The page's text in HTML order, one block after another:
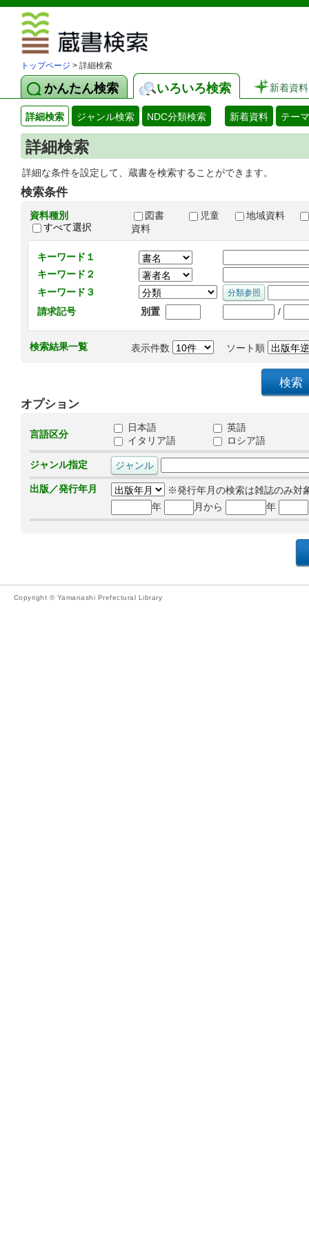
トップページ > 詳細検索
かんたん検索 いろいろ検索 新着資料
詳細検索 ジャンル検索 NDC分類検索 新着資料 テー
詳細検索
詳細な条件を設定して、蔵書を検索することができます。
検索条件
資料種別
すべて選択
図書 児童
地域資料
資料
キーワード１
キーワード２
キーワード３
請求記号
別置 /
検索結果一覧 表示件数 ソート順
オプション
言語区分
日本語
英語
イタリア語
ロシア語
ジャンル指定
出版／発行年月
※発行年月の検索は雑誌のみ対
年
月から 年
Copyright © Yamanashi Prefectural Library